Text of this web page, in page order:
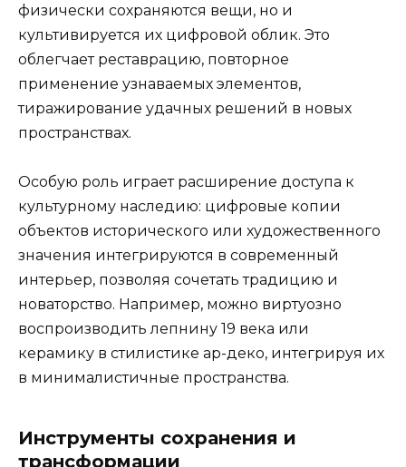
физически сохраняются вещи, но и
культивируется их цифровой облик. Это
облегчает реставрацию, повторное
применение узнаваемых элементов,
тиражирование удачных решений в новых
пространствах.
Особую роль играет расширение доступа к
культурному наследию: цифровые копии
объектов исторического или художественного
значения интегрируются в современный
интерьер, позволяя сочетать традицию и
новаторство. Например, можно виртуозно
воспроизводить лепнину 19 века или
керамику в стилистике ар-деко, интегрируя их
в минималистичные пространства.
Инструменты сохранения и
трансформации